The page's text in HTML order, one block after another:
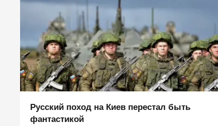
Русский поход на Киев перестал быть
фантастикой